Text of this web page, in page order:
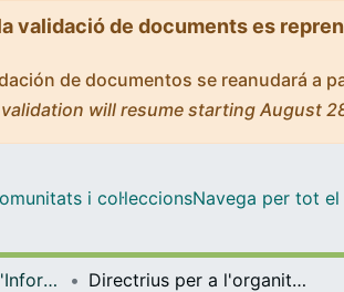
validació de documents es
de documentos se reanudará a
will resume starting August
i col·leccionsNavega per tot el
RIDOC (Recursos d'Informació per a la docència) Directrius per a l'organització acadèmicodocent del curs 2006-07